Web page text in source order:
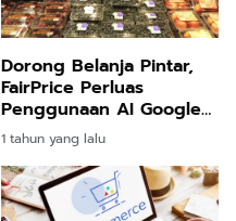
Dorong Belanja Pintar,
FairPrice Perluas
Penggunaan AI Google
Cloud
1 tahun yang lalu